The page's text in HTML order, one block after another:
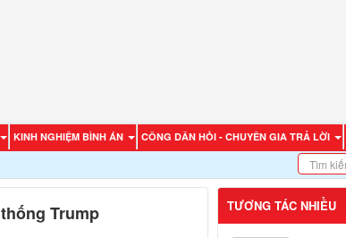
KINH NGHIỆM BÌNH ÁN CÔNG DÂN HỎI - CHUYÊN GIA TRẢ LỜI
Trump TƯƠNG TÁC NHIỀU